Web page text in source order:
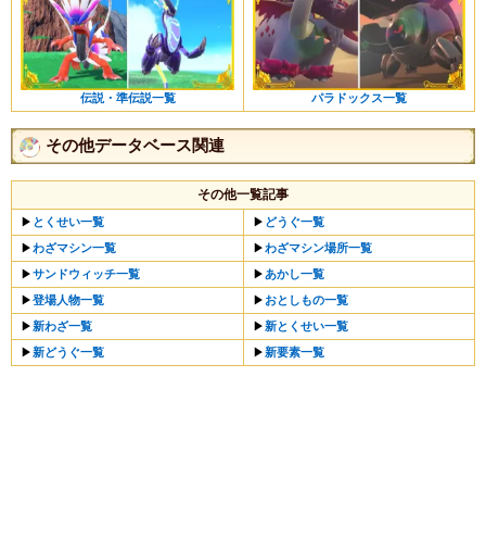
伝説・準伝説一覧 パラドックス一覧
その他データベース関連
その他一覧記事
▶︎ とくせい一覧 ▶︎ どうぐ一覧
▶︎わざマシン一覧 ▶︎わざマシン場所一覧
▶︎サンドウィッチ一覧 ▶︎ あかし一覧
▶︎登場人物一覧 ▶︎ おとしもの一覧
▶︎新わざ一覧 ▶︎新とくせい一覧
▶︎新どうぐ一覧 ▶︎新要素一覧